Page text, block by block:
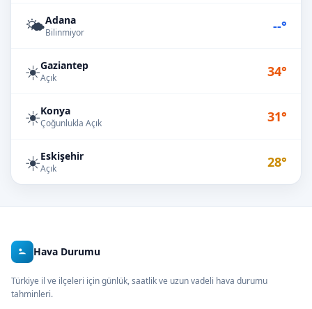
🌤️Adana
Bilinmiyor --°
☀️Gaziantep
Açık 34°
☀️Konya
Çoğunlukla Açık 31°
☀️Eskişehir
Açık 28°
Hava Durumu
Türkiye il ve ilçeleri için günlük, saatlik ve uzun vadeli hava durumu
tahminleri.